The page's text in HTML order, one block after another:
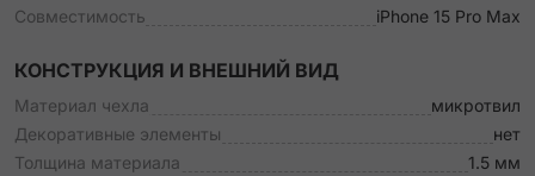
Совместимость
iPhone 15 Pro Max
КОНСТРУКЦИЯ И ВНЕШНИЙ ВИД
Материал чехла
микротвил
Декоративные элементы
нет
Толщина материала
1.5 мм